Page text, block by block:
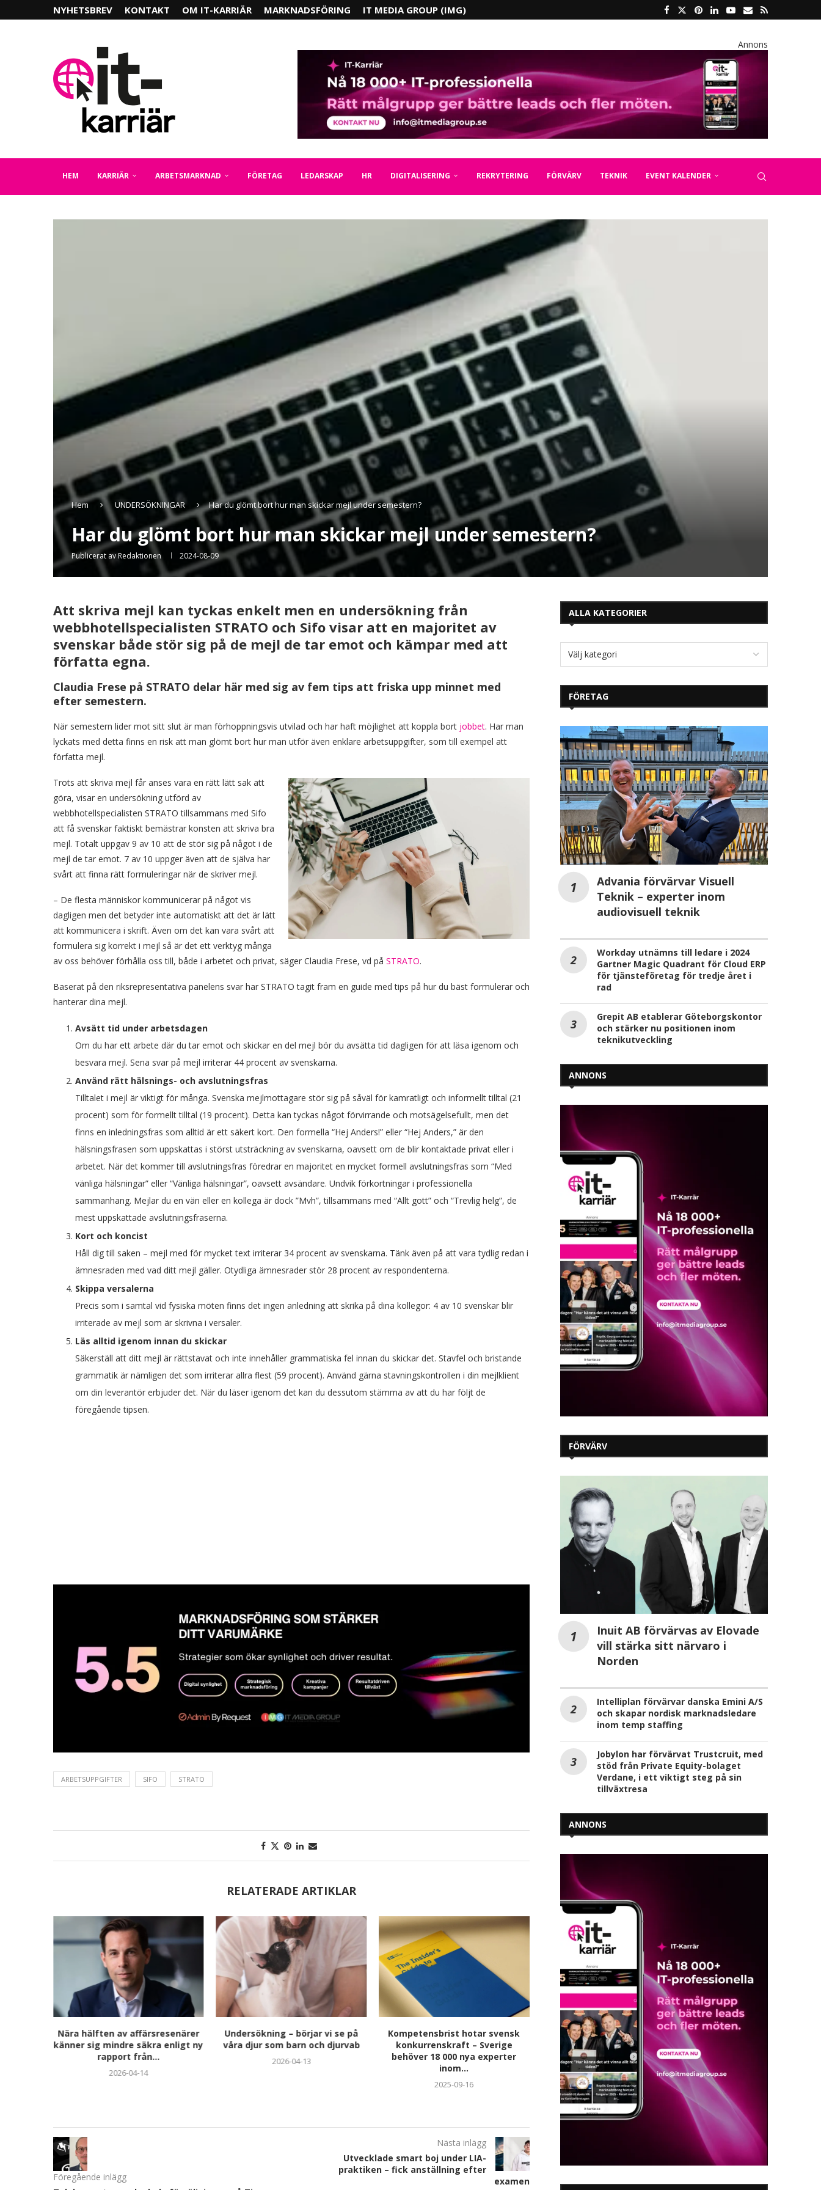
NYHETSBREV KONTAKT OM IT-KARRIÄR MARKNADSFÖRING IT MEDIA GROUP (IMG)
Annons
HEM KARRIÄR ARBETSMARKNAD FÖRETAG LEDARSKAP HR DIGITALISERING REKRYTERING FÖRVÄRV TEKNIK EVENT KALENDER
Hem UNDERSÖKNINGAR Har du glömt bort hur man skickar mejl under semestern?
Har du glömt bort hur man skickar mejl under semestern?
Publicerat avRedaktionen 2024-08-09
Att skriva mejl kan tyckas enkelt men en undersökning från
webbhotellspecialisten STRATO och Sifo visar att en majoritet av
svenskar både stör sig på de mejl de tar emot och kämpar med att
författa egna.
Claudia Frese på STRATO delar här med sig av fem tips att friska upp minnet med
efter semestern.
När semestern lider mot sitt slut är man förhoppningsvis utvilad och har haft möjlighet att koppla bort jobbet. Har man
lyckats med detta finns en risk att man glömt bort hur man utför även enklare arbetsuppgifter, som till exempel att
författa mejl.
Trots att skriva mejl får anses vara en rätt lätt sak att
göra, visar en undersökning utförd av
webbhotellspecialisten STRATO tillsammans med Sifo
att få svenskar faktiskt bemästrar konsten att skriva bra
mejl. Totalt uppgav 9 av 10 att de stör sig på något i de
mejl de tar emot. 7 av 10 uppger även att de själva har
svårt att finna rätt formuleringar när de skriver mejl.
– De flesta människor kommunicerar på något vis
dagligen men det betyder inte automatiskt att det är lätt
att kommunicera i skrift. Även om det kan vara svårt att
formulera sig korrekt i mejl så är det ett verktyg många
av oss behöver förhålla oss till, både i arbetet och privat, säger Claudia Frese, vd på STRATO.
Baserat på den riksrepresentativa panelens svar har STRATO tagit fram en guide med tips på hur du bäst formulerar och
hanterar dina mejl.
Avsätt tid under arbetsdagen
Om du har ett arbete där du tar emot och skickar en del mejl bör du avsätta tid dagligen för att läsa igenom och
besvara mejl. Sena svar på mejl irriterar 44 procent av svenskarna.
Använd rätt hälsnings- och avslutningsfras
Tilltalet i mejl är viktigt för många. Svenska mejlmottagare stör sig på såväl för kamratligt och informellt tilltal (21
procent) som för formellt tilltal (19 procent). Detta kan tyckas något förvirrande och motsägelsefullt, men det
finns en inledningsfras som alltid är ett säkert kort. Den formella “Hej Anders!” eller “Hej Anders,” är den
hälsningsfrasen som uppskattas i störst utsträckning av svenskarna, oavsett om de blir kontaktade privat eller i
arbetet. När det kommer till avslutningsfras föredrar en majoritet en mycket formell avslutningsfras som “Med
vänliga hälsningar” eller “Vänliga hälsningar”, oavsett avsändare. Undvik förkortningar i professionella
sammanhang. Mejlar du en vän eller en kollega är dock ”Mvh”, tillsammans med “Allt gott” och “Trevlig helg”, de
mest uppskattade avslutningsfraserna.
Kort och koncist
Håll dig till saken – mejl med för mycket text irriterar 34 procent av svenskarna. Tänk även på att vara tydlig redan i
ämnesraden med vad ditt mejl gäller. Otydliga ämnesrader stör 28 procent av respondenterna.
Skippa versalerna
Precis som i samtal vid fysiska möten finns det ingen anledning att skrika på dina kollegor: 4 av 10 svenskar blir
irriterade av mejl som är skrivna i versaler.
Läs alltid igenom innan du skickar
Säkerställ att ditt mejl är rättstavat och inte innehåller grammatiska fel innan du skickar det. Stavfel och bristande
grammatik är nämligen det som irriterar allra flest (59 procent). Använd gärna stavningskontrollen i din mejlklient
om din leverantör erbjuder det. När du läser igenom det kan du dessutom stämma av att du har följt de
föregående tipsen.
ARBETSUPPGIFTER SIFO STRATO
RELATERADE ARTIKLAR
Nära hälften av affärsresenärer
känner sig mindre säkra enligt ny
rapport från...
2026-04-14
Undersökning – börjar vi se på
våra djur som barn och djurvab
2026-04-13
Kompetensbrist hotar svensk
konkurrenskraft – Sverige
behöver 18 000 nya experter
inom...
2025-09-16
Undersökning: Svenska företag
ignorerar skrivarsäkerheten
2025-05-22
Är nordiska
Föregående inlägg
Nästa inlägg
Utvecklade smart boj under LIA-
praktiken – fick anställning efter
examen
ALLA KATEGORIER
FÖRETAG
Advania förvärvar Visuell
Teknik – experter inom
audiovisuell teknik
Workday utnämns till ledare i 2024
Gartner Magic Quadrant för Cloud ERP
för tjänsteföretag för tredje året i
rad
Grepit AB etablerar Göteborgskontor
och stärker nu positionen inom
teknikutveckling
ANNONS
FÖRVÄRV
Inuit AB förvärvas av Elovade
vill stärka sitt närvaro i
Norden
Intelliplan förvärvar danska Emini A/S
och skapar nordisk marknadsledare
inom temp staffing
Jobylon har förvärvat Trustcruit, med
stöd från Private Equity-bolaget
Verdane, i ett viktigt steg på sin
tillväxtresa
ANNONS